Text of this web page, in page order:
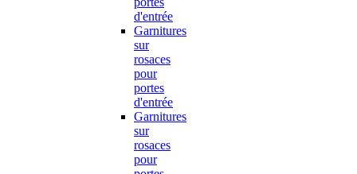
d'entrée
Garnitures
sur
rosaces
pour
portes
d'entrée
Garnitures
sur
rosaces
pour